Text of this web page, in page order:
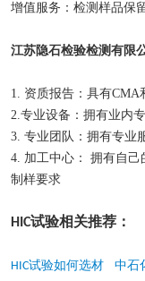
增值服务：检测样品保
江苏隐石检验检测有限
1. 资质报告：具有CMA
2.专业设备：拥有业内
3. 专业团队：拥有专业
4. 加工中心： 拥有自
制样要求
HIC试验相关推荐：
HIC试验如何选材 中石